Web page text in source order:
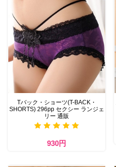
Tバック・ショーツ(T-BACK・
SHORTS) 296pp セクシー ランジェ
リー 通販
930円